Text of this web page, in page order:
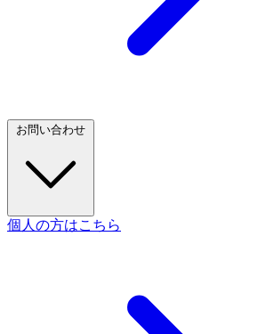
お問い合わせ
個人の方はこちら